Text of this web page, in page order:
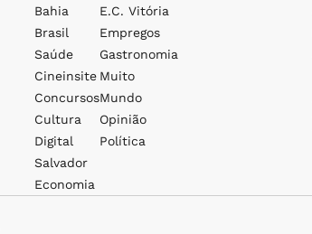
Bahia
Brasil
Saúde
Cineinsite
Concursos
Cultura
Digital
Salvador
Economia
E.c. Vitória
Empregos
Gastronomia
Muito
Mundo
Opinião
Política